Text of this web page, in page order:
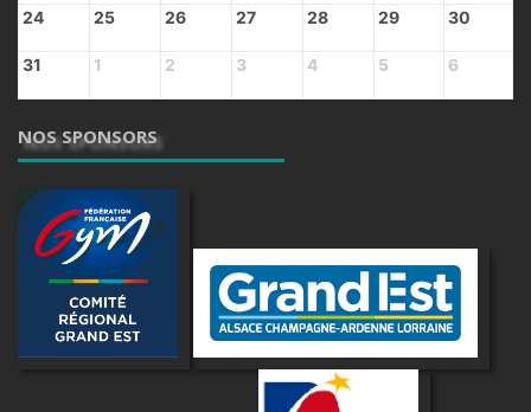
24 25 26 27 28 29 30
31 1 2 3 4 5 6
NOS SPONSORS